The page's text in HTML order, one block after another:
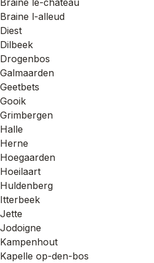
Braine le-chateau
Braine l-alleud
Diest
Dilbeek
Drogenbos
Galmaarden
Geetbets
Gooik
Grimbergen
Halle
Herne
Hoegaarden
Hoeilaart
Huldenberg
Itterbeek
Jette
Jodoigne
Kampenhout
Kapelle op-den-bos